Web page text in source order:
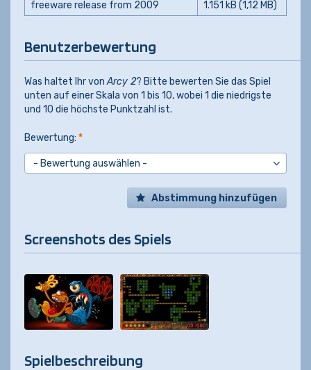
freeware release from 2009
1.151 kB (1,12 MB)
Benutzerbewertung
Was haltet Ihr vonArcy 2? Bitte bewerten Sie das Spiel
unten auf einer Skala von 1 bis 10, wobei 1 die niedrigste
und 10 die höchste Punktzahl ist.
Bewertung: *
Abstimmung hinzufügen
Screenshots des Spiels
Spielbeschreibung